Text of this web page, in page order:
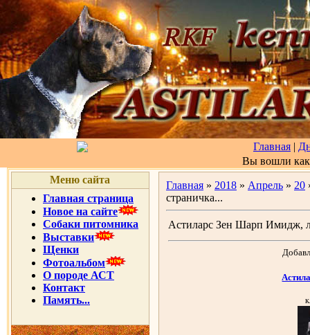
Главная |
Вы вошли
Меню сайта
Главная страница
Новое на сайте
Собаки питомника
Выставки
Щенки
Фотоальбом
О породе АСТ
Контакт
Память...
Главная » 2018 » Апрель » 20
страничка...
Астиларс Зен Шарп Имидж,